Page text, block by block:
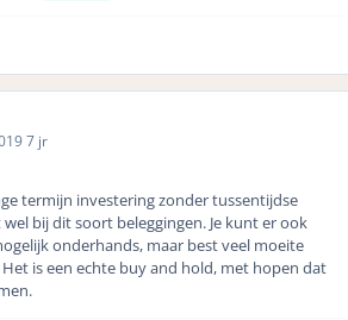
7 jr
termijn investering zonder tussentijdse
bij dit soort beleggingen. Je kunt er ook
onderhands, maar best veel moeite
is een echte buy and hold, met hopen dat